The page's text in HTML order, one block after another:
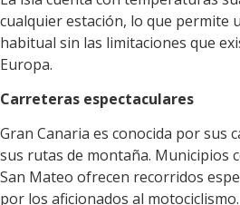
cualquier estación, lo que permite
habitual sin las limitaciones que
Europa.
Carreteras espectaculares
Gran Canaria es conocida por sus
sus rutas de montaña. Municipios
San Mateo ofrecen recorridos
por los aficionados al motociclismo.